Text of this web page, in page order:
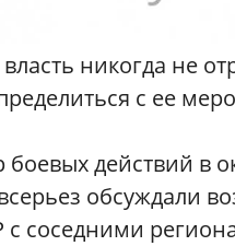
никогда не
с ее
боевых действий в
обсуждали
соседними